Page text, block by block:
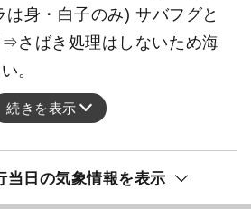
は身・白子のみ) サバフグと
さばき処理はしないため海
。
続きを表示
当日の気象情報を表示